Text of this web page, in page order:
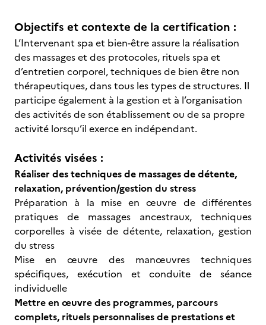
Objectifs et contexte de la certification :
L’Intervenant spa et bien-être assure la réalisation
des massages et des protocoles, rituels spa et
d’entretien corporel, techniques de bien être non
thérapeutiques, dans tous les types de structures. Il
participe également à la gestion et à l’organisation
des activités de son établissement ou de sa propre
activité lorsqu’il exerce en indépendant.
Activités visées :
Réaliser des techniques de massages de détente,
relaxation, prévention/gestion du stress
Préparation à la mise en œuvre de différentes
pratiques de massages ancestraux, techniques
corporelles à visée de détente, relaxation, gestion
du stress
Mise en œuvre des manœuvres techniques
spécifiques, exécution et conduite de séance
individuelle
Mettre en œuvre des programmes, parcours
complets, rituels personnalises de prestations et